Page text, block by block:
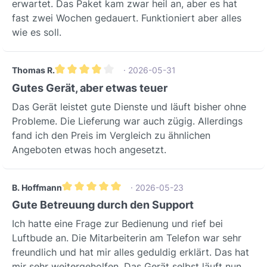
de ideale ventilatieoplossing voor
uiteenlopende eisen en omgevingen
lage geluidsemissie:Hotels en micro-
appartementen: Perfect geschikt voor
de autonome ventilatie van individuele
wooneenheden. Voldoet aan hoge
eisen op het gebied van geluidsisolatie
en energie-efficiëntie, ook bij centrale
besturing via sleutelkaarten, om de
hoteloperatie flexibel te maken en
bedrijfszekerheid te
garanderen.Senioren- en
gezond en aangenaam binnenklimaat in
gemeenschappelijke accommodaties.
De extreem lage geluidsemissie en de
ventilatieprestaties.Warmteterugwinnin
gHet systeem integreert een efficiënte
warmteterugwinning die tot 80% van
de warmte uit de afvoerlucht
terugwint.Dit leidt tot een significante
reductie van het energieverbruik voor
verwarming en draagt zo bij aan lagere
bedrijfskosten en een betere
energiebalans van het
gebouw.Flexibele BesturingDe
inVENTer PAX biedt diverse
bedrijfsmodi die zowel individueel ter
plaatse als op afstand kunnen worden
eenvoudige aanpassing van de
ventilatie aan de actuele behoeften
mogelijk en zorgt voor een optimaal
binnenklimaat met maximaal comfort
erwartet. Das Paket kam zwar heil an, aber es hat
fast zwei Wochen gedauert. Funktioniert aber alles
wie es soll.
Thomas R.
Gemiddelde waardering van 4 van 5 sterren
· 2026-05-31
Gutes Gerät, aber etwas teuer
Das Gerät leistet gute Dienste und läuft bisher ohne
Probleme. Die Lieferung war auch zügig. Allerdings
fand ich den Preis im Vergleich zu ähnlichen
Angeboten etwas hoch angesetzt.
B. Hoffmann
Gemiddelde waardering van 5 van 5 sterren
· 2026-05-23
Gute Betreuung durch den Support
Ich hatte eine Frage zur Bedienung und rief bei
Luftbude an. Die Mitarbeiterin am Telefon war sehr
freundlich und hat mir alles geduldig erklärt. Das hat